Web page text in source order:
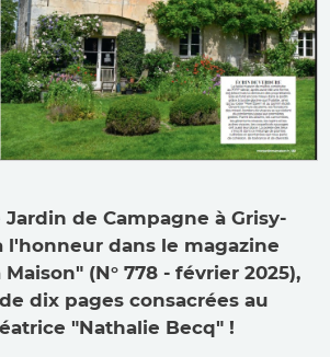
de Campagne à Grisy-
l'honneur dans le magazine
(N° 778 - février 2025),
dix pages consacrées au
"Nathalie Becq" !